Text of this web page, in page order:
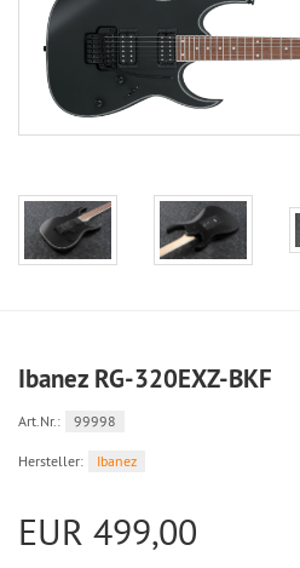
Ibanez RG-320EXZ-BKF
Art.Nr.: 99998
Hersteller: Ibanez
EUR 499,00